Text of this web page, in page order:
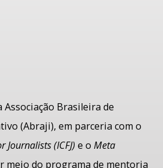
Brasileira de
(Abraji), em parceria com o
(ICFJ) e o Meta
meio do programa de mentoria